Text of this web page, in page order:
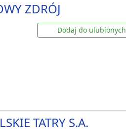
ZDRÓJ
Dodaj do ulubionych
TATRY S.A.